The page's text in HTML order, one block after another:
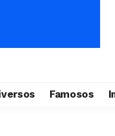
Famosos